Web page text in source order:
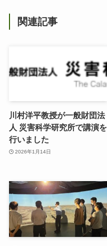
関連記事
川村洋平教授が一般財団法
人 災害科学研究所で講演を
行いました
2026年1月14日